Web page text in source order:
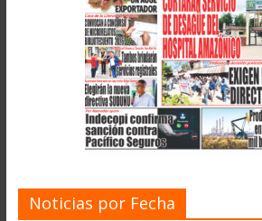
Noticias por Fecha